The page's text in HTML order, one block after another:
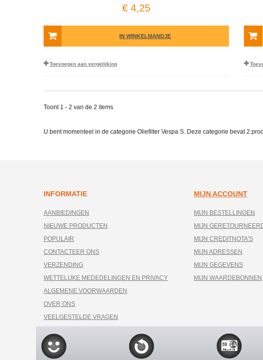
€ 4,25
IN WINKELMANDJE
Toevoegen aan vergelijking
Toont 1 - 2 van de 2 items
U bent momenteel in de categorie Oliefilter Vespa S. Deze categorie bevat2
INFORMATIE
AANBIEDINGEN
NIEUWE PRODUCTEN
POPULAIR
CONTACTEER ONS
VERZENDING
WETTELIJKE MEDEDELINGEN EN PRIVACY
ALGEMENE VOORWAARDEN
OVER ONS
VEELGESTELDE VRAGEN
MIJN ACCOUNT
MIJN BESTELLINGEN
MIJN
MIJN CREDITNOTA'S
MIJN ADRESSEN
MIJN GEGEVENS
MIJN WAARDEBONNEN